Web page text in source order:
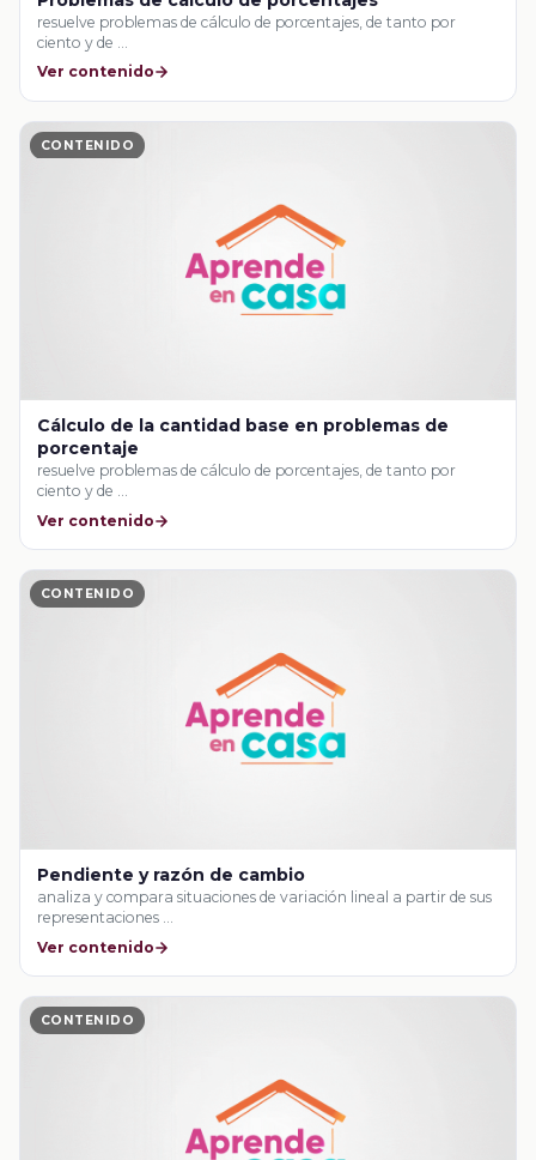
resuelve problemas de cálculo de porcentajes, de tanto por
ciento y de …
Ver contenido
CONTENIDO
Cálculo de la cantidad base en problemas de
porcentaje
resuelve problemas de cálculo de porcentajes, de tanto por
ciento y de …
Ver contenido
CONTENIDO
Pendiente y razón de cambio
analiza y compara situaciones de variación lineal a partir de sus
representaciones …
Ver contenido
CONTENIDO